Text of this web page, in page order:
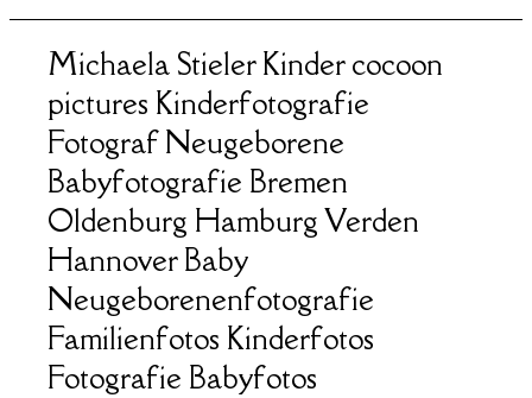
Michaela Stieler Kinder cocoon
pictures Kinderfotografie
Fotograf Neugeborene
Babyfotografie Bremen
Oldenburg Hamburg Verden
Hannover Baby
Neugeborenenfotografie
Familienfotos Kinderfotos
Fotografie Babyfotos